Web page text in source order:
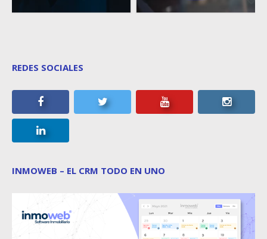
REDES SOCIALES
INMOWEB – EL CRM TODO EN UNO